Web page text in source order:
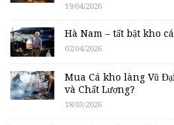
19/04/2026
Hà Nam – tất bật kho
02/04/2026
Mua Cá kho làng Vũ
và Chất Lượng?
18/03/2026